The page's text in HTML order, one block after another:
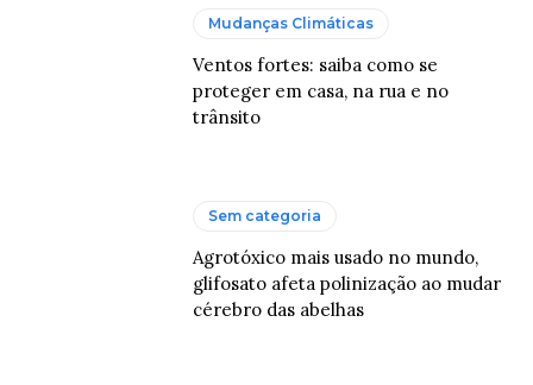
Mudanças Climáticas
Ventos fortes: saiba como se
proteger em casa, na rua e no
trânsito
Sem categoria
Agrotóxico mais usado no mundo,
glifosato afeta polinização ao mudar
cérebro das abelhas